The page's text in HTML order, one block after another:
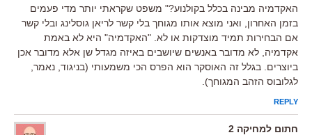
האקדמיה מבינה בכלל בקולנוע?" משפט שקראתי יותר מדי פעמים
בזמן האחרון, ואני מוצא אותו מגוחך בלי קשר לריאן גוסלינג ובלי קשר
אם הבחירות תמיד מוצדקות או לא. "האקדמיה" היא לא באמת
אקדמיה, לא מדובר באנשים שיושבים באיזה מגדל שן אלא מדובר אכן
ביוצרים. בגלל זה האוסקר הוא הפרס הכי משמעותי (בניגוד, נאמר,
לגלובוס הזהב המגוחך).
REPLY
חתום למחיקה 2